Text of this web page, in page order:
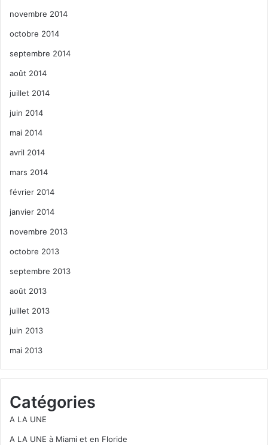
novembre 2014
octobre 2014
septembre 2014
août 2014
juillet 2014
juin 2014
mai 2014
avril 2014
mars 2014
février 2014
janvier 2014
novembre 2013
octobre 2013
septembre 2013
août 2013
juillet 2013
juin 2013
mai 2013
Catégories
A LA UNE
A LA UNE à Miami et en Floride